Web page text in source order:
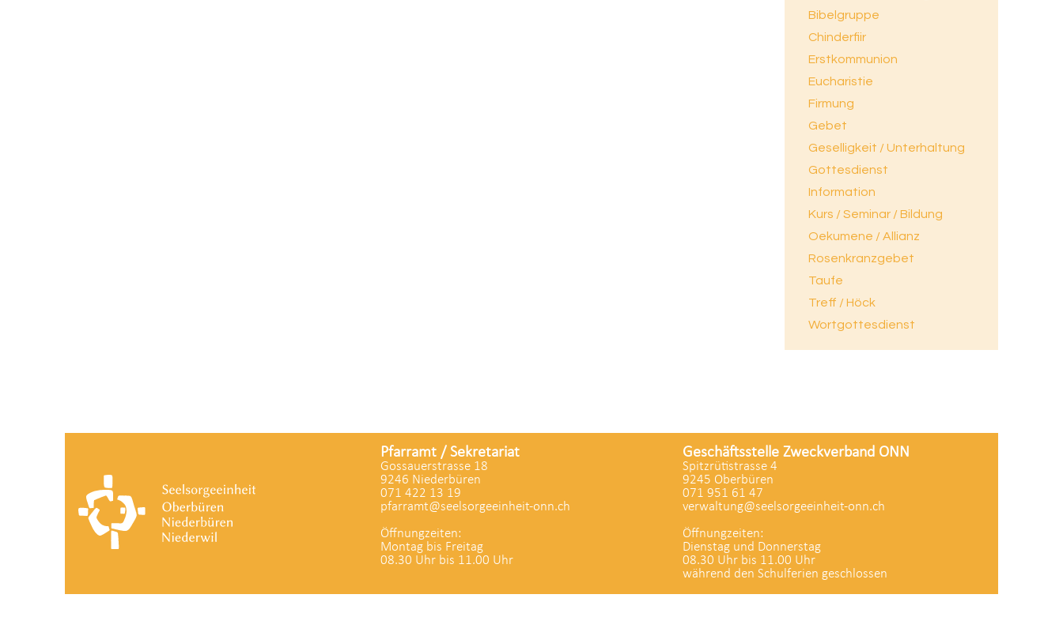
Bibelgruppe
Chinderfiir
Erstkommunion
Eucharistie
Firmung
Gebet
Geselligkeit / Unterhaltung
Gottesdienst
Information
Kurs / Seminar / Bildung
Oekumene / Allianz
Rosenkranzgebet
Taufe
Treff / Höck
Wortgottesdienst
Pfarramt / Sekretariat
Gossauerstrasse 18
9246 Niederbüren
071 422 13 19
pfarramt@seelsorgeeinheit-onn.ch
Öffnungzeiten:
Montag bis Freitag
08.30 Uhr bis 11.00 Uhr
Geschäftsstelle Zweckverband ONN
Spitzrütistrasse 4
9245 Oberbüren
071 951 61 47
verwaltung@seelsorgeeinheit-onn.ch
Öffnungzeiten:
Dienstag und Donnerstag
08.30 Uhr bis 11.00 Uhr
während den Schulferien geschlossen